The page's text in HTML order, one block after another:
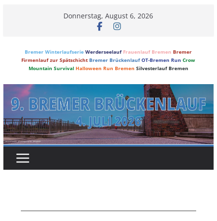
Donnerstag, August 6, 2026
Bremer Winterlaufserie Werderseelauf Frauenlauf Bremen Bremer
Firmenlauf zur Spätschicht Bremer Brückenlauf OT-Bremen Run Crow
Mountain Survival Halloween Run Bremen Silvesterlauf Bremen